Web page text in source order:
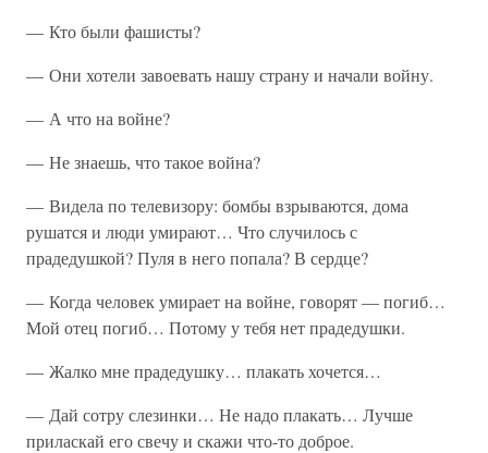
— Кто были фашисты?
— Они хотели завоевать нашу страну и начали войну.
— А что на войне?
— Не знаешь, что такое война?
— Видела по телевизору: бомбы взрываются, дома
рушатся и люди умирают… Что случилось с
прадедушкой? Пуля в него попала? В сердце?
— Когда человек умирает на войне, говорят — погиб…
Мой отец погиб… Потому у тебя нет прадедушки.
— Жалко мне прадедушку… плакать хочется…
— Дай сотру слезинки… Не надо плакать… Лучше
приласкай его свечу и скажи что-то доброе.